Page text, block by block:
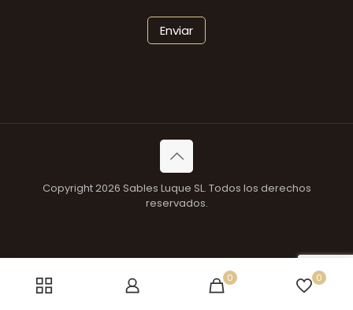
Copyright 2026 Sables Luque SL. Todos los derechos
reservados.
0 0